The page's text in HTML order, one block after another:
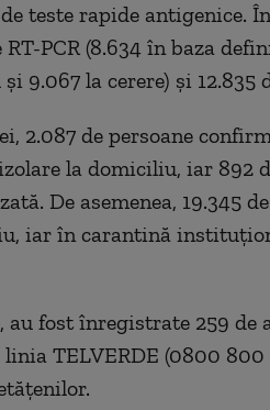
de teste rapide antigenice.
RT-PCR (8.634 în baza
9.067 la cerere) și 12.835
2.087 de persoane
la domiciliu, iar 892
De asemenea, 19.345
iar în carantină
au fost înregistrate 259 de
TELVERDE (0800 800